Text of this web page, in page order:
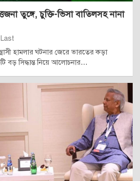
তুঙ্গে, চুক্তি-ভিসা বাতিলসহ নানা
হামলার ঘটনার জেরে ভারতের কড়া
বড় সিদ্ধান্ত নিয়ে আলোচনার…